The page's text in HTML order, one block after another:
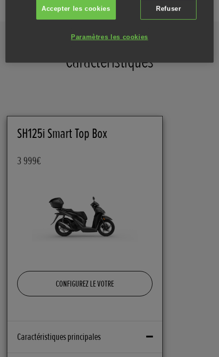
Configurateur
Caractéristiques
SH125i Smart Top Box
3 999€
CONFIGUREZ LE VOTRE
Caractéristiques principales
Refuser
Accepter les cookies
Paramètres les cookies